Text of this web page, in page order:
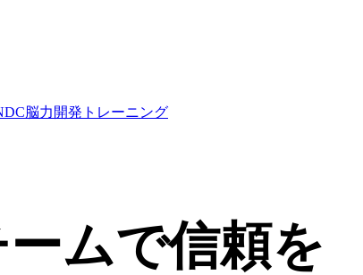
脳力開発トレーニング
ムで信頼を